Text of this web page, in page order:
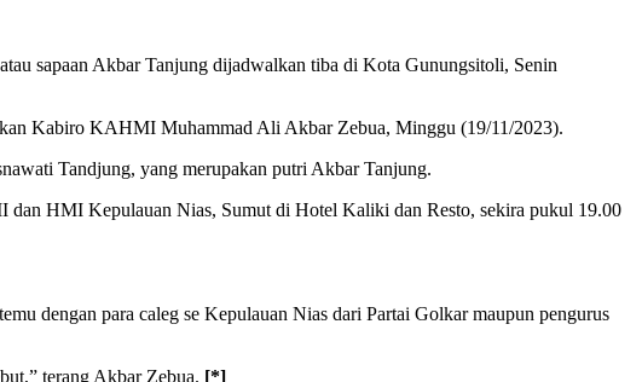
sapaan Akbar Tanjung dijadwalkan tiba di Kota Gunungsitoli, Senin
Kabiro KAHMI Muhammad Ali Akbar Zebua, Minggu (19/11/2023).
Tandjung, yang merupakan putri Akbar Tanjung.
HMI Kepulauan Nias, Sumut di Hotel Kaliki dan Resto, sekira pukul 19.00
dengan para caleg se Kepulauan Nias dari Partai Golkar maupun pengurus
terang Akbar Zebua. [*]